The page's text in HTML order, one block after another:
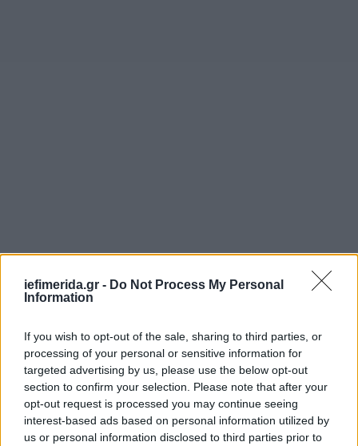
iefimerida.gr - Do Not Process My Personal
Information
If you wish to opt-out of the sale, sharing to third parties, or
processing of your personal or sensitive information for
targeted advertising by us, please use the below opt-out
section to confirm your selection. Please note that after your
opt-out request is processed you may continue seeing
interest-based ads based on personal information utilized by
us or personal information disclosed to third parties prior to
ΠΟΛΙΤΙΚΗ 13/11/2023 15:24
ΠΑΣΟΚ: Πρόταση για προανακριτική για τα Τέμπη-Παράβαση
καθήκοντος και απιστία για Καραμανλή, παράβαση καθήκοντος
για Σπίρτζη